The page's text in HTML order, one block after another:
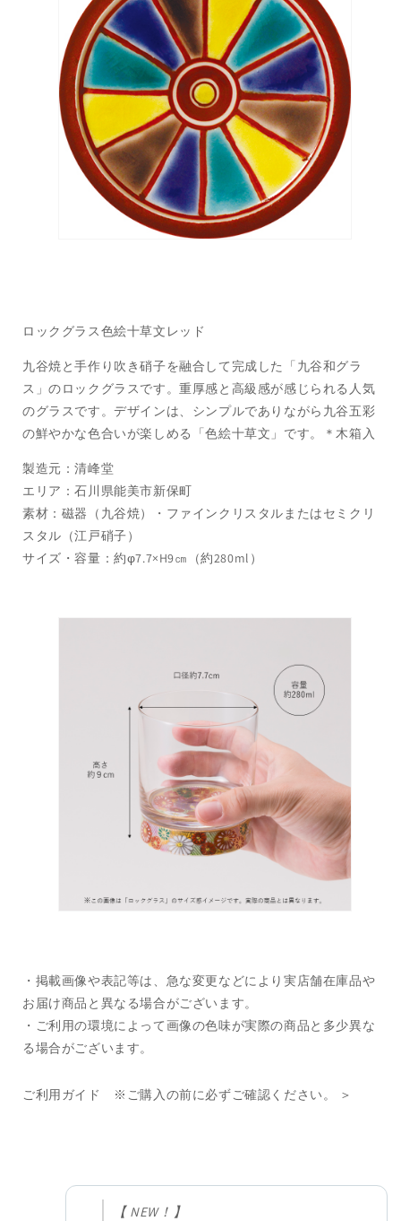
ロックグラス色絵十草文レッド
九谷焼と手作り吹き硝子を融合して完成した「九谷和グラ
ス」のロックグラスです。重厚感と高級感が感じられる人気
のグラスです。デザインは、シンプルでありながら九谷五彩
の鮮やかな色合いが楽しめる「色絵十草文」です。＊木箱入
製造元：清峰堂
エリア：石川県能美市新保町
素材：磁器（九谷焼）・ファインクリスタルまたはセミクリ
スタル（江戸硝子）
サイズ・容量：約φ7.7×H9㎝（約280ml）
・掲載画像や表記等は、急な変更などにより実店舗在庫品や
お届け商品と異なる場合がございます。
・ご利用の環境によって画像の色味が実際の商品と多少異な
る場合がございます。
ご利用ガイド ※ご購入の前に必ずご確認ください。 ＞
【 NEW！】